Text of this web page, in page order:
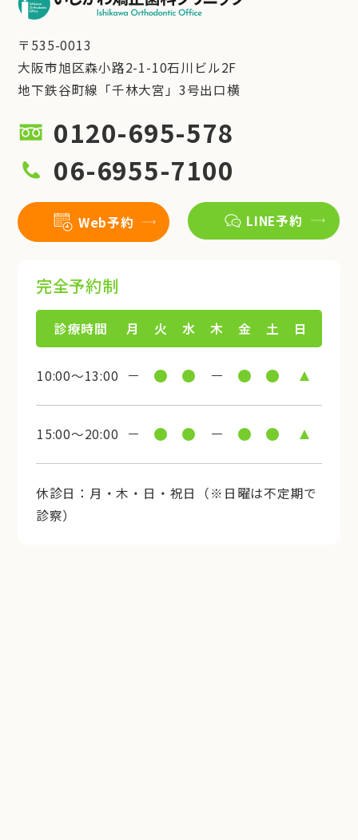
〒535-0013
大阪市旭区森小路2-1-10石川ビル2F
地下鉄谷町線「千林大宮」3号出口横
0120-695-578
06-6955-7100
Web予約 LINE予約
完全予約制
診療時間 月 火 水 木 金 土 日
10:00～13:00
15:00～20:00
休診日：月・木・日・祝日（※日曜は不定期で
診察）